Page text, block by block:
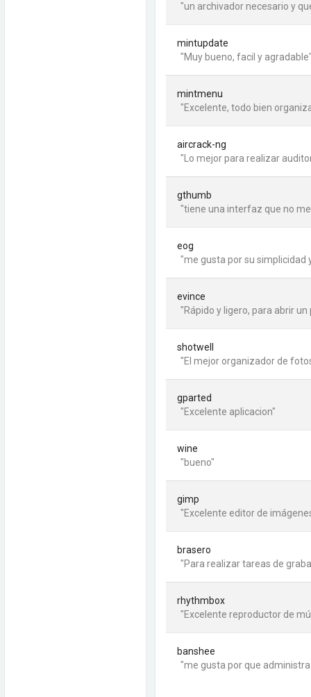
"un archivador necesario y
mintupdate
"Muy bueno, facil y
mintmenu
"Excelente, todo bien
aircrack-ng
"Lo mejor para realizar
gthumb
"tiene una interfaz que no
eog
"me gusta por su simplicidad
evince
"Rápido y ligero, para abrir un
shotwell
"El mejor organizador de
gparted
"Excelente aplicacion"
wine
"bueno"
gimp
"Excelente editor de
brasero
"Para realizar tareas de
rhythmbox
"Excelente reproductor de
banshee
"me gusta por que